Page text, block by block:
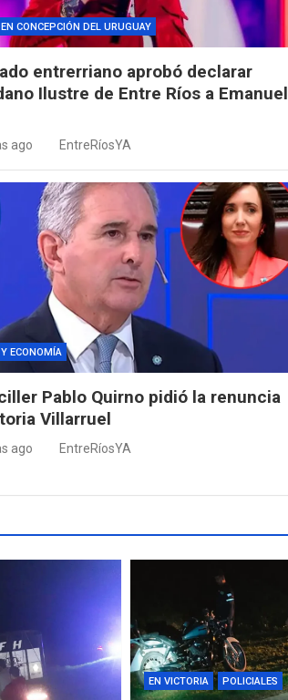
EN CONCEPCIÓN DEL URUGUAY
entrerriano aprobó declarar
Ilustre de Entre Ríos a Emanuel
ago EntreRíosYA
ECONOMÍA
Pablo Quirno pidió la renuncia
Villarruel
ago EntreRíosYA
EN VICTORIA POLICIALES